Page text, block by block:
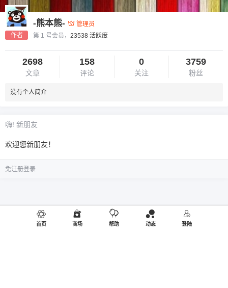
作者
-熊本熊-
管理员
第 1 号会员， 23538 活跃度
2698
文章
158
评论
0
关注
3759
粉丝
没有个人简介
嗨! 新朋友
欢迎您新朋友！
免注册登录
首页 商场 帮助 动态 登陆